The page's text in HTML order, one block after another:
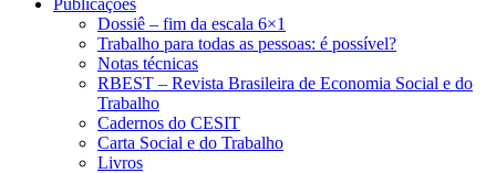
Publicações
Dossiê – fim da escala 6×1
Trabalho para todas as pessoas: é possível?
Notas técnicas
RBEST – Revista Brasileira de Economia Social e do
Trabalho
Cadernos do CESIT
Carta Social e do Trabalho
Livros